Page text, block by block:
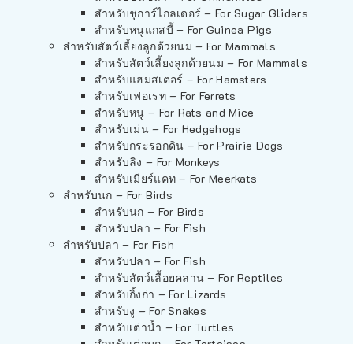
สำหรับชูการ์ไกลเดอร์ – For Sugar Gliders
สำหรับหนูแกสบี้ – For Guinea Pigs
สำหรับสัตว์เลี้ยงลูกด้วยนม – For Mammals
สำหรับสัตว์เลี้ยงลูกด้วยนม – For Mammals
สำหรับแฮมสเตอร์ – For Hamsters
สำหรับเฟอเรท – For Ferrets
สำหรับหนู – For Rats and Mice
สำหรับเม่น – For Hedgehogs
สำหรับกระรอกดิน – For Prairie Dogs
สำหรับลิง – For Monkeys
สำหรับเมียร์แคท – For Meerkats
สำหรับนก – For Birds
สำหรับนก – For Birds
สำหรับปลา – For Fish
สำหรับปลา – For Fish
สำหรับปลา – For Fish
สำหรับสัตว์เลื้อยคลาน – For Reptiles
สำหรับกิ้งก่า – For Lizards
สำหรับงู – For Snakes
สำหรับเต่าน้ำ – For Turtles